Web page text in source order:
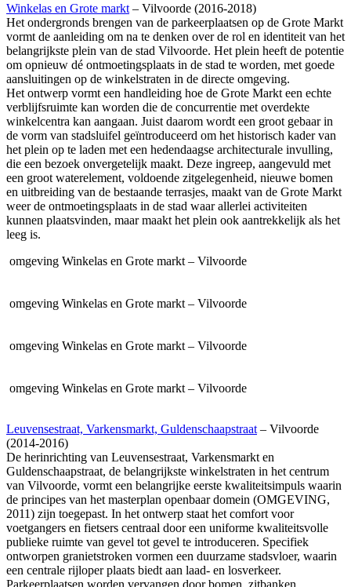
Winkelas en Grote markt – Vilvoorde (2016-2018)
Het ondergronds brengen van de parkeerplaatsen op de Grote Markt
vormt de aanleiding om na te denken over de rol en identiteit van het
belangrijkste plein van de stad Vilvoorde. Het plein heeft de potentie
om opnieuw dé ontmoetingsplaats in de stad te worden, met goede
aansluitingen op de winkelstraten in de directe omgeving.
Het ontwerp vormt een handleiding hoe de Grote Markt een echte
verblijfsruimte kan worden die de concurrentie met overdekte
winkelcentra kan aangaan. Juist daarom wordt een groot gebaar in
de vorm van stadsluifel geïntroduceerd om het historisch kader van
het plein op te laden met een hedendaagse architecturale invulling,
die een bezoek onvergetelijk maakt. Deze ingreep, aangevuld met
een groot waterelement, voldoende zitgelegenheid, nieuwe bomen
en uitbreiding van de bestaande terrasjes, maakt van de Grote Markt
weer de ontmoetingsplaats in de stad waar allerlei activiteiten
kunnen plaatsvinden, maar maakt het plein ook aantrekkelijk als het
leeg is.
omgeving Winkelas en Grote markt – Vilvoorde
omgeving Winkelas en Grote markt – Vilvoorde
omgeving Winkelas en Grote markt – Vilvoorde
omgeving Winkelas en Grote markt – Vilvoorde
Leuvensestraat, Varkensmarkt, Guldenschaapstraat – Vilvoorde
(2014-2016)
De herinrichting van Leuvensestraat, Varkensmarkt en
Guldenschaapstraat, de belangrijkste winkelstraten in het centrum
van Vilvoorde, vormt een belangrijke eerste kwaliteitsimpuls waarin
de principes van het masterplan openbaar domein (OMGEVING,
2011) zijn toegepast. In het ontwerp staat het comfort voor
voetgangers en fietsers centraal door een uniforme kwaliteitsvolle
publieke ruimte van gevel tot gevel te introduceren. Specifiek
ontworpen granietstroken vormen een duurzame stadsvloer, waarin
een centrale rijloper plaats biedt aan laad- en losverkeer.
Parkeerplaatsen worden vervangen door bomen, zitbanken,